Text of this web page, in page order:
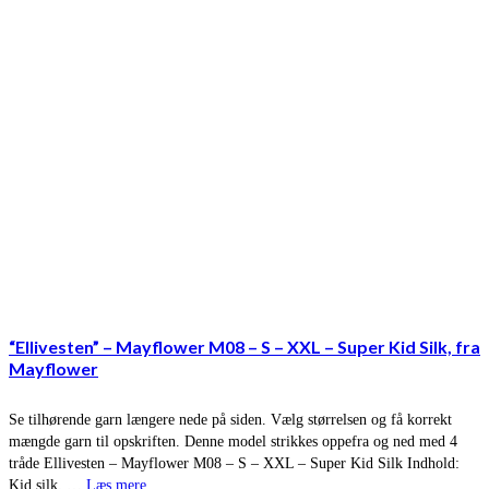
“Ellivesten” – Mayflower M08 – S – XXL – Super Kid Silk, fra
Mayflower
Se tilhørende garn længere nede på siden. Vælg størrelsen og få korrekt
mængde garn til opskriften. Denne model strikkes oppefra og ned med 4
tråde Ellivesten – Mayflower M08 – S – XXL – Super Kid Silk Indhold:
Kid silk, … Læs mere